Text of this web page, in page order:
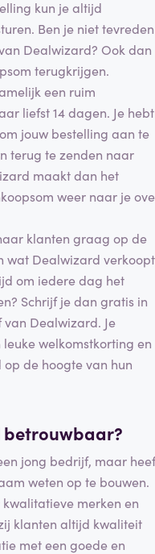
kun je altijd
Ben je niet tevreden
Dealwizard? Ook dan
terugkrijgen.
een ruim
liefst 14 dagen. Je hebt
jouw bestelling aan te
terug te zenden naar
maakt dan het
weer naar je
klanten graag op de
wat Dealwizard
om iedere dag het
Schrijf je dan gratis in
Dealwizard. Je
welkomstkorting en
de hoogte van hun
jong bedrijf, maar
weten op te bouwen.
merken en
klanten altijd kwaliteit
met een goede en